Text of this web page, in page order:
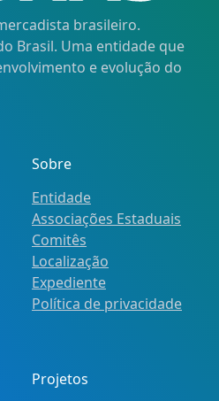
brasileiro.
Brasil. Uma entidade que
e evolução do
Sobre
Entidade
Associações Estaduais
Comitês
Localização
Expediente
Política de privacidade
Projetos